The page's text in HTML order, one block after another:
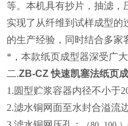
等。本机具有抄片，抽滤，
实现了从纤维到试样成型的
的生产经验，同时结合多家
*，本款纸页成型器深受广大
二.ZB-CZ 快速凯塞法纸页
1.圆型贮浆容器内径不小于
2.滤水铜网面至水封合溢流